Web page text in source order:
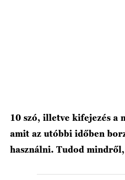
10 szó, illetve kifejezés a
amit az utóbbi időben
használni. Tudod